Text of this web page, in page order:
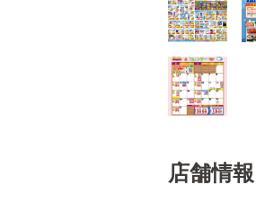
店舗情報